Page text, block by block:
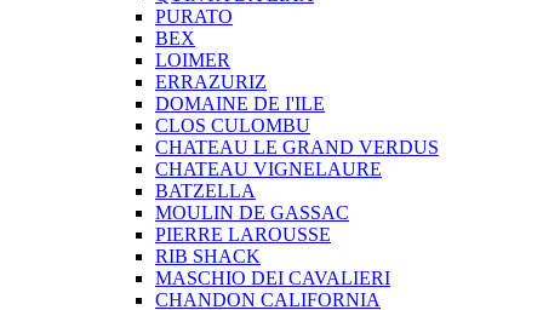
PURATO
BEX
LOIMER
ERRAZURIZ
DOMAINE DE I'ILE
CLOS CULOMBU
CHATEAU LE GRAND VERDUS
CHATEAU VIGNELAURE
BATZELLA
MOULIN DE GASSAC
PIERRE LAROUSSE
RIB SHACK
MASCHIO DEI CAVALIERI
CHANDON CALIFORNIA